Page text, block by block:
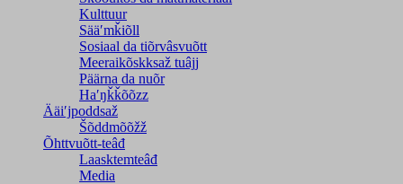
Kulttuur
Sääʹmǩiõll
Sosiaal da tiõrvâsvuõtt
Meeraikõskksaž tuâjj
Päärna da nuõr
Haʹŋǩǩõõzz
Ääiʹjpoddsaž
Šõddmõõžž
Õhttvuõtt-teâđ
Laasktemteâđ
Media